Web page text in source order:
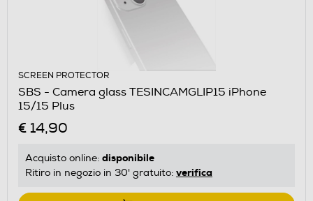
SCREEN PROTECTOR
SBS - Camera glass TESINCAMGLIP15 iPhone
15/15 Plus
€ 14,90
Acquisto online: disponibile
Ritiro in negozio in 30' gratuito: verifica